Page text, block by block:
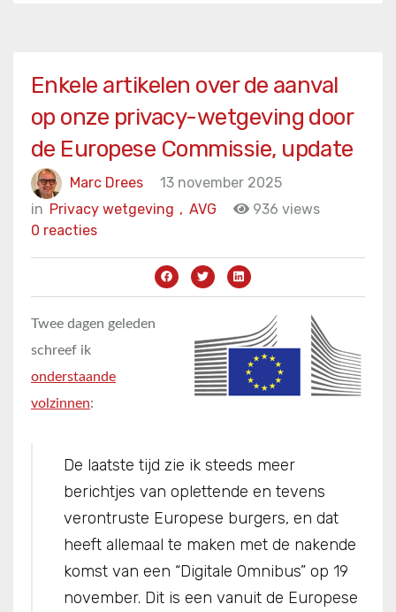
Enkele artikelen over de aanval
op onze privacy-wetgeving door
de Europese Commissie, update
Marc Drees
13 november 2025
in
AVG
Privacy wetgeving ,
936 views
0 reacties
Twee dagen geleden
schreef ik
onderstaande
volzinnen:
De laatste tijd zie ik steeds meer
berichtjes van oplettende en tevens
verontruste Europese burgers, en dat
heeft allemaal te maken met de nakende
komst van een “Digitale Omnibus” op 19
november. Dit is een vanuit de Europese